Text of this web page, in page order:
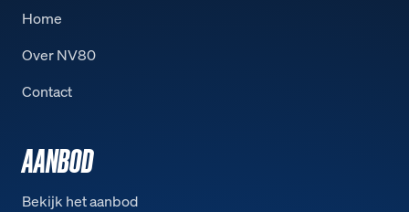
Home
Over NV80
Contact
AANBOD
Bekijk het aanbod